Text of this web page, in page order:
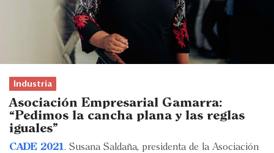
Management
Economía y Finanzas
Legal y Política
Eventos
Blogs
Ranking CEO
Industria
Asociación Empresarial Gamarra:
“Pedimos la cancha plana y las reglas
iguales”
CADE 2021 . Susana Saldaña, presidenta de la Asociación